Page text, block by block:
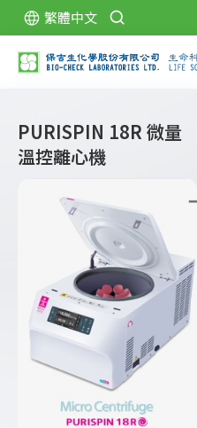
繁體中文
PURISPIN 18R 微量
溫控離心機